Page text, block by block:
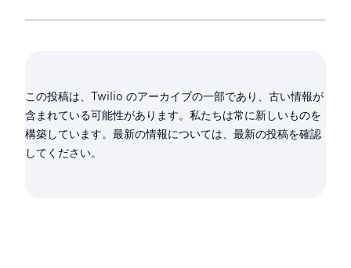
この投稿は、Twilio のアーカイブの一部であり、古い情報が
含まれている可能性があります。私たちは常に新しいものを
構築しています。最新の情報については、最新の投稿を確認
してください。